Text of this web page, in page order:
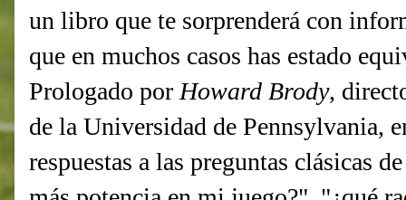
un libro que te sorprenderá con
que en muchos casos has estado
Prologado por Howard Brody,
de la Universidad de Pennsylvania,
respuestas a las preguntas clásicas